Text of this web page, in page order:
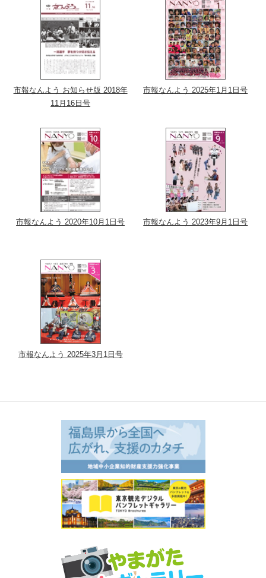
市報なんよう お知らせ版 2018年
11月16日号
市報なんよう 2025年1月1日号
市報なんよう 2020年10月1日号 市報なんよう 2023年9月1日号
市報なんよう 2025年3月1日号